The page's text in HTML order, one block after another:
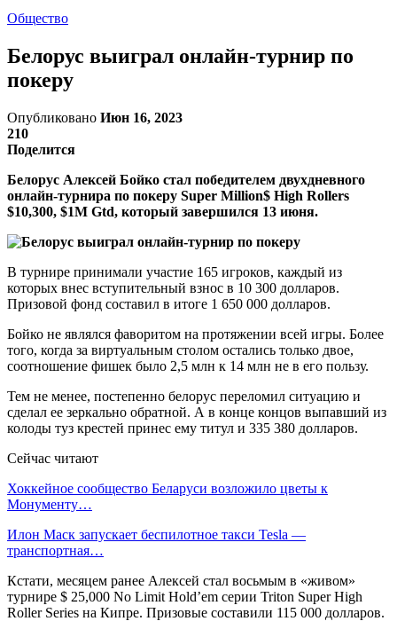
Общество
Белорус выиграл онлайн-турнир по
покеру
Опубликовано Июн 16, 2023
210
Поделится
Белорус Алексей Бойко стал победителем двухдневного
онлайн-турнира по покеру Super Million$ High Rollers
$10,300, $1M Gtd, который завершился 13 июня.
В турнире принимали участие 165 игроков, каждый из
которых внес вступительный взнос в 10 300 долларов.
Призовой фонд составил в итоге 1 650 000 долларов.
Бойко не являлся фаворитом на протяжении всей игры. Более
того, когда за виртуальным столом остались только двое,
соотношение фишек было 2,5 млн к 14 млн не в его пользу.
Тем не менее, постепенно белорус переломил ситуацию и
сделал ее зеркально обратной. А в конце концов выпавший из
колоды туз крестей принес ему титул и 335 380 долларов.
Сейчас читают
Хоккейное сообщество Беларуси возложило цветы к
Монументу…
Илон Маск запускает беспилотное такси Tesla —
транспортная…
Кстати, месяцем ранее Алексей стал восьмым в «живом»
турнире $ 25,000 No Limit Hold’em серии Triton Super High
Roller Series на Кипре. Призовые составили 115 000 долларов.